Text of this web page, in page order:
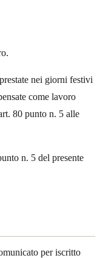
nei giorni festivi
come lavoro
80 punto n. 5 alle
n. 5 del presente
per iscritto